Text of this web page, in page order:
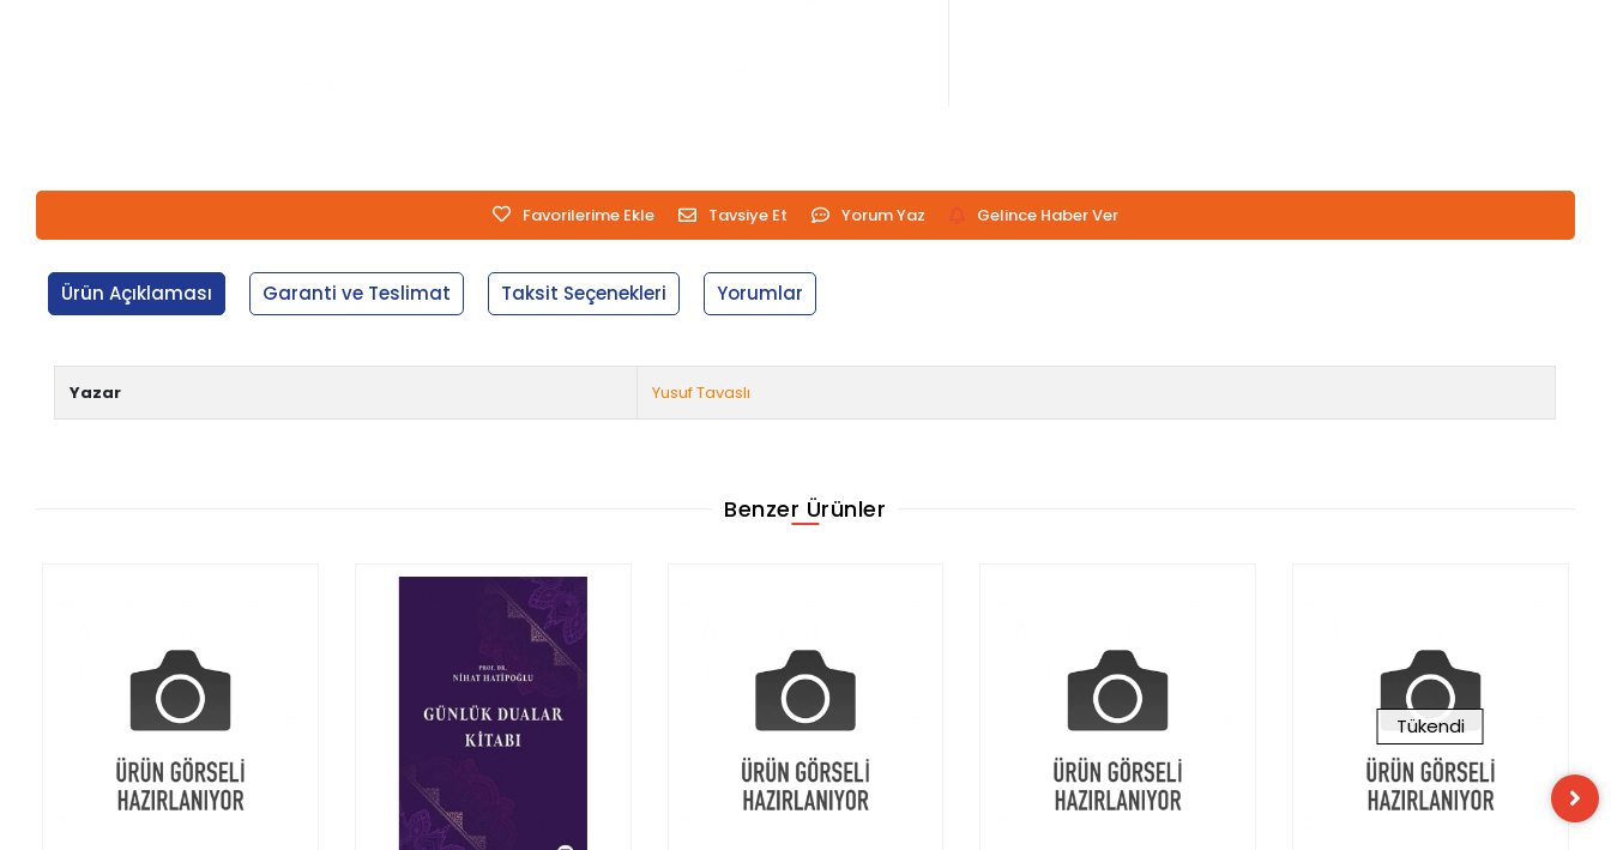
Favorilerime Ekle Tavsiye Et Yorum Yaz Gelince Haber Ver
Ürün Açıklaması Garanti ve Teslimat Taksit Seçenekleri Yorumlar
Yazar Yusuf Tavaslı
Benzer Ürünler
Tükendi